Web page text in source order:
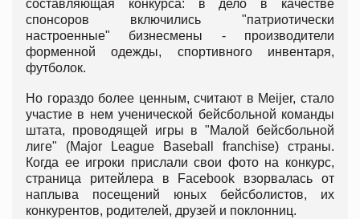
составляющая конкурса: в дело в качестве
спонсоров включились "патриотически
настроенные" бизнесмены - производители
форменной одежды, спортивного инвентаря,
футболок.
Но гораздо более ценным, считают в Meijer, стало
участие в нем ученической бейсбольной команды
штата, проводящей игры в "Малой бейсбольной
лиге" (Major League Baseball franchise) страны.
Когда ее игроки прислали свои фото на конкурс,
страница ритейлера в Facebook взорвалась от
наплыва посещений юных бейсболистов, их
конкурентов, родителей, друзей и поклонниц.